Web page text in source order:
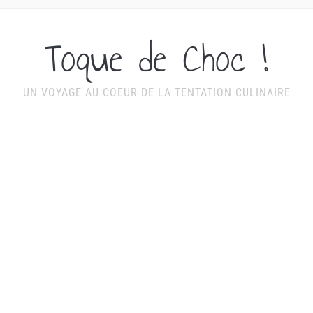
Toque de Choc !
UN VOYAGE AU COEUR DE LA TENTATION CULINAIRE